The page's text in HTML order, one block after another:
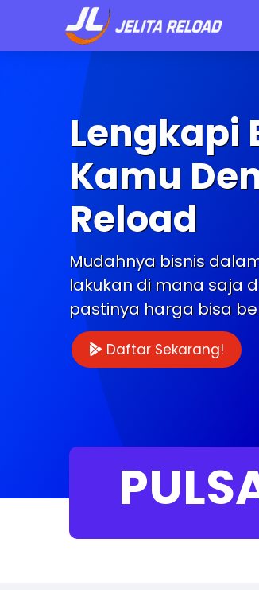
Lengkapi
Kamu
Reload
Mudahnya bisnis
lakukan di mana saja
pastinya harga bisa
Daftar Sekarang!